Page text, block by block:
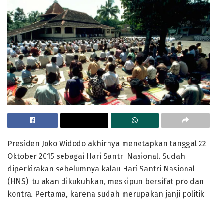
Presiden Joko Widodo akhirnya menetapkan tanggal 22
Oktober 2015 sebagai Hari Santri Nasional. Sudah
diperkirakan sebelumnya kalau Hari Santri Nasional
(HNS) itu akan dikukuhkan, meskipun bersifat pro dan
kontra. Pertama, karena sudah merupakan janji politik